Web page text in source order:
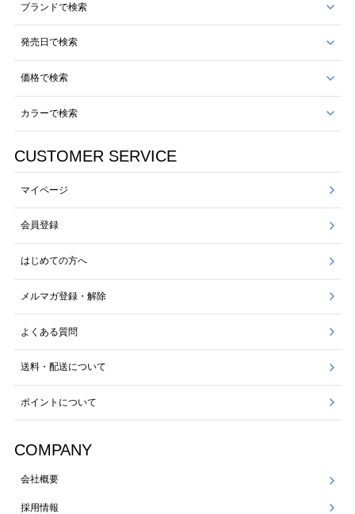
ブランドで検索
発売日で検索
価格で検索
カラーで検索
CUSTOMER SERVICE
マイページ
会員登録
はじめての方へ
メルマガ登録・解除
よくある質問
送料・配送について
ポイントについて
COMPANY
会社概要
採用情報